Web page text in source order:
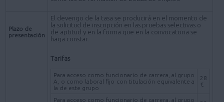
Plazo de
presentación
El devengo de la tasa se producirá en el momento de
la solicitud de inscripción en las pruebas selectivas o
de aptitud y en la forma que en la convocatoria se
haga constar.
Tarifas
Para acceso como funcionario de carrera, al grupo
A, o como laboral fijo con titulación equivalente a
la de este grupo
28
€
Para acceso como funcionario de carrera, al grupo